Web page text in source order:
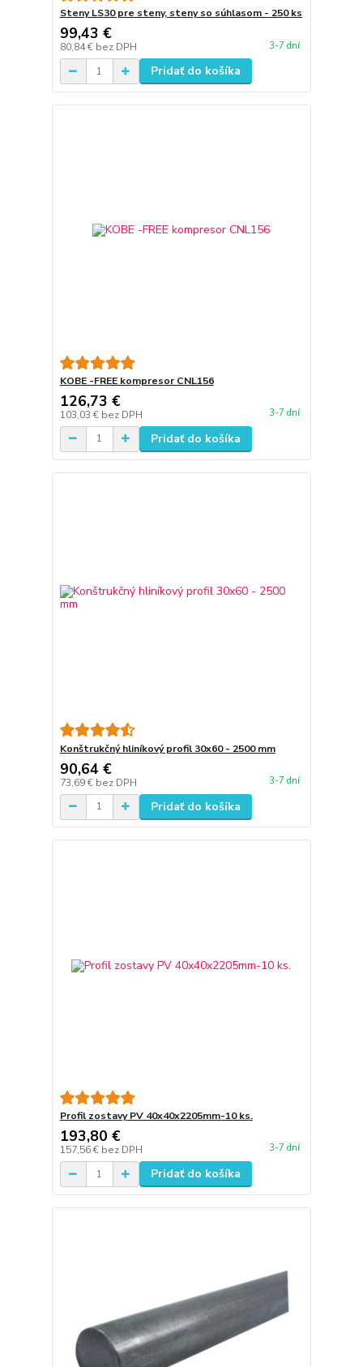
Steny LS30 pre steny, steny so súhlasom - 250 ks
99,43 €
80,84 € bez DPH 3-7 dní
Pridať do košíka
KOBE -FREE kompresor CNL156
126,73 €
103,03 € bez DPH 3-7 dní
Pridať do košíka
Konštrukčný hliníkový profil 30x60 - 2500 mm
90,64 €
73,69 € bez DPH 3-7 dní
Pridať do košíka
Profil zostavy PV 40x40x2205mm-10 ks.
193,80 €
157,56 € bez DPH 3-7 dní
Pridať do košíka